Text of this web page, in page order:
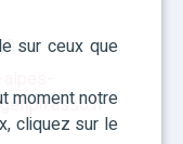
sur ceux que
moment notre
cliquez sur le